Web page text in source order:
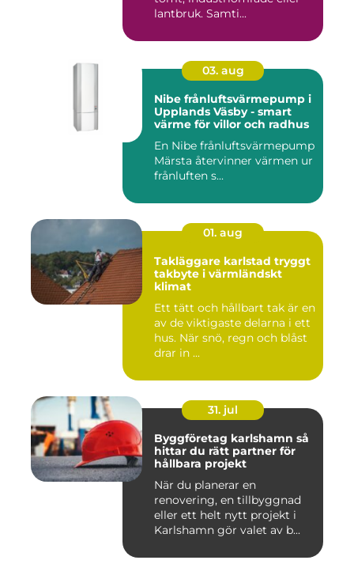
lantbruk. Samti...
03. aug
Nibe frånluftsvärmepump i
Upplands Väsby - smart
värme för villor och radhus
En Nibe frånluftsvärmepump
Märsta återvinner värmen ur
frånluften s...
01. aug
Takläggare karlstad tryggt
takbyte i värmländskt
klimat
Ett tätt och hållbart tak är en
av de viktigaste delarna i ett
hus. När snö, regn och blåst
drar in ...
31. jul
Byggföretag karlshamn så
hittar du rätt partner för
hållbara projekt
När du planerar en
renovering, en tillbyggnad
eller ett helt nytt projekt i
Karlshamn gör valet av b...